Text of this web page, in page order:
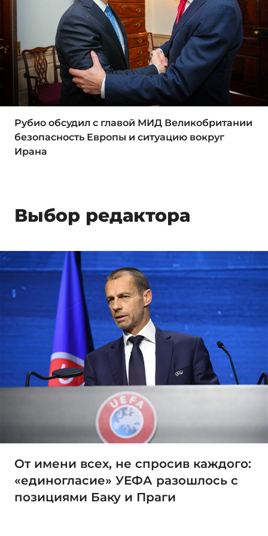
Рубио обсудил с главой МИД Великобритании
безопасность Европы и ситуацию вокруг
Ирана
Выбор редактора
От имени всех, не спросив каждого:
«единогласие» УЕФА разошлось с
позициями Баку и Праги